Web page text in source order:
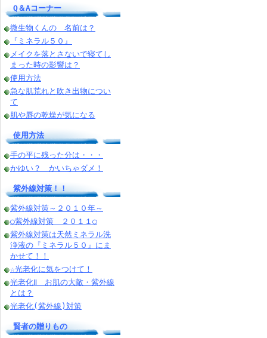
Q＆Aコーナー
微生物くんの 名前は？
『ミネラル５０』
メイクを落とさないで寝てし
まった時の影響は？
使用方法
急な肌荒れと吹き出物につい
て
肌や唇の乾燥が気になる
使用方法
手の平に残った分は・・・
かゆい？ かいちゃダメ！
紫外線対策！！
紫外線対策～２０１０年～
○紫外線対策 ２０１１○
紫外線対策は天然ミネラル洗
浄液の『ミネラル５０』にま
かせて！！
☆光老化に気をつけて！
光老化Ⅱ お肌の大敵・紫外線
とは？
光老化(紫外線)対策
賢者の贈りもの